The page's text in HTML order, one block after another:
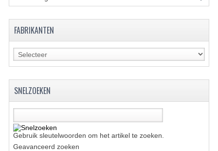
KETTING EN TANDWIELEN
KOEL SYSTEEM
MOTOR
REM SYSTEEM
SCHOKBREKERS
STUUR INRICHTING
UITLAAT SYSTEEM
FABRIKANTEN
SNELZOEKEN
Gebruik sleutelwoorden om het artikel te zoeken.
Geavanceerd zoeken